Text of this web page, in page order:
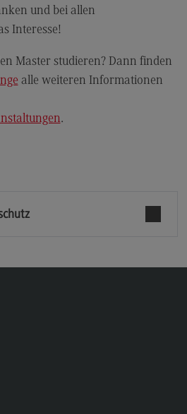
und bei allen
Interesse!
Master studieren? Dann finden
alle weiteren Informationen
.